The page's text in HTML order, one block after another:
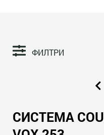
СИСТЕМА
ФИЛТРИ